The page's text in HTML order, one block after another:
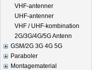
VHF-antenner
UHF-antenner
VHF / UHF-kombination
2G/3G/4G/5G Antenn
GSM/2G 3G 4G 5G
Paraboler
Montagematerial